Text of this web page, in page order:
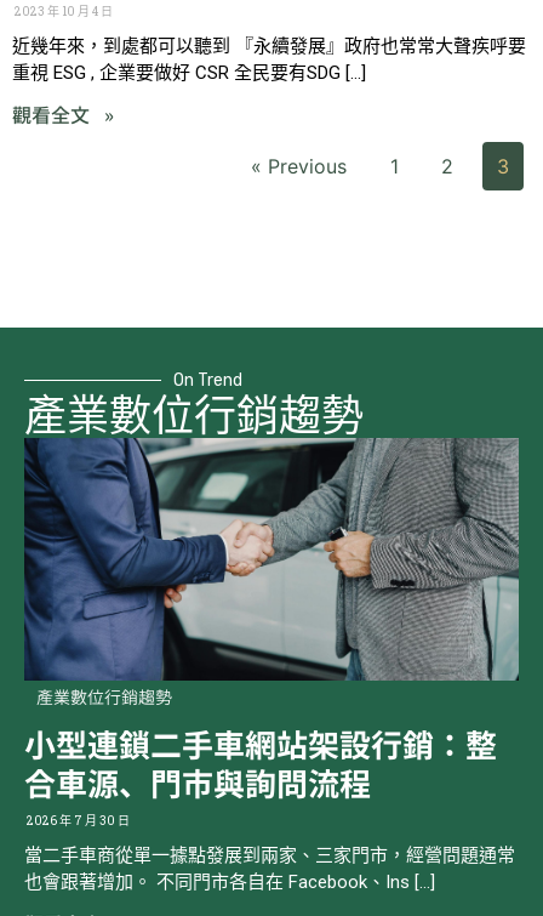
2023 年 10 月 4 日
近幾年來，到處都可以聽到 『永續發展』政府也常常大聲疾呼要
重視 ESG , 企業要做好 CSR 全民要有SDG […]
觀看全文 »
« Previous 1 2 3
On Trend
產業數位行銷趨勢
產業數位行銷趨勢
小型連鎖二手車網站架設行銷：整
合車源、門市與詢問流程
2026 年 7 月 30 日
當二手車商從單一據點發展到兩家、三家門市，經營問題通常
也會跟著增加。 不同門市各自在 Facebook、Ins […]